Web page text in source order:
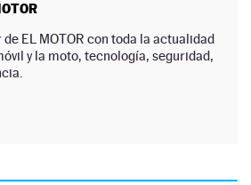
EL MOTOR con toda la actualidad
y la moto, tecnología, seguridad,